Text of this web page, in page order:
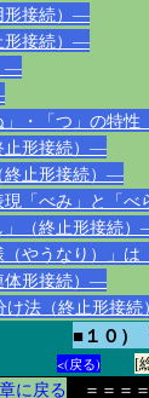
形接続）―
形接続）―
―
・「つ」の特
止形接続）―
終止形接続）―
「べみ」と「
」（終止形接続
やうなり）」
体形接続）―
け法（終止形接
■１０）
<(戻る) [
に戻る ＝＝＝